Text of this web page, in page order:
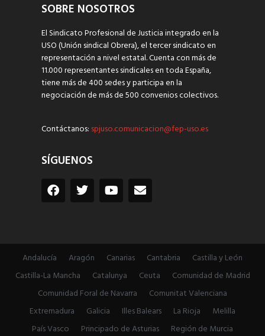
SOBRE NOSOTROS
El Sindicato Profesional de Justicia integrado en la
USO (Unión sindical Obrera), el tercer sindicato en
representación a nivel estatal. Cuenta con más de
11.000 representantes sindicales en toda España,
tiene más de 400 sedes y participa en la
negociación de más de 500 convenios colectivos.
Contáctanos: spjuso.comunicacion@fep-uso.es
SÍGUENOS
Andalucía Aragón Canarias Cantabria
Castilla y León
Castilla-La Mancha
Catalunya Ceuta
Comunidad de Madrid
Comunidad Foral de Navarra
Comunitat Valenciana
Extremadura
Galicia Illes Balears La Rioja
Melilla
País Vasco
Principado de Asturias Región de Murcia